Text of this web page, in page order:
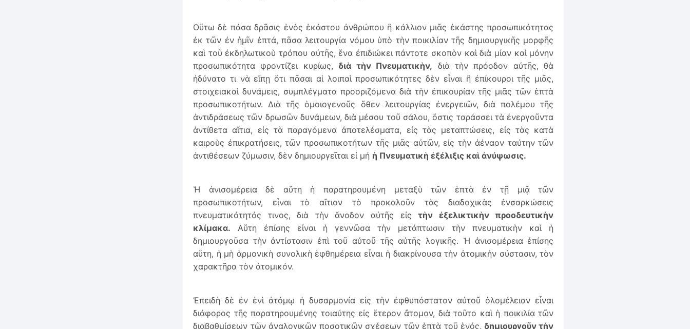
Οὕτω δὲ πάσα δρᾶσις ἑνὸς ἑκάστου ἀνθρώπου ἢ κάλλιον μιᾶς ἑκάστης προσωπικότητας
ἐκ τῶν ἐν ἡμῖν ἑπτά, πᾶσα λειτουργία νόμου ὑπὸ τὴν ποικιλίαν τῆς δημιουργικῆς μορφῆς
καὶ τοῦ ἐκδηλωτικοὺ τρόπου αὐτῆς, ἕνα ἐπιδιώκει πάντοτε σκοπὸν καὶ διὰ μίαν καὶ μόνην
προσωπικότητα φροντίζει κυρίως, διὰ τὴν Πνευματικὴν, διὰ τὴν πρόοδον αὐτῆς, θὰ
ἠδύνατο τι νὰ εἴπῃ ὅτι πᾶσαι αἱ λοιπαὶ προσωπικότητες δὲν εἶναι ἢ ἐπίκουροι τῆς μιᾶς,
στοιχειακαὶ δυνάμεις, συμπλέγματα προοριζόμενα διὰ τὴν ἐπικουρίαν τῆς μιᾶς τῶν ἑπτὰ
προσωπικοτήτων. Διὰ τῆς ὁμοιογενοῦς ὅθεν λειτουργίας ἐνεργειῶν, διὰ πολέμου τῆς
ἀντιδράσεως τῶν δρωσῶν δυνάμεων, διὰ μέσου τοῦ σάλου, ὅστις ταράσσει τὰ ἐνεργοῦντα
ἀντίθετα αἴτια, εἰς τὰ παραγόμενα ἀποτελέσματα, εἰς τὰς μεταπτώσεις, εἰς τὰς κατὰ
καιροὺς ἐπικρατήσεις, τῶν προσωπικοτήτων τῆς μιᾶς αὐτῶν, εἰς τὴν ἀέναον ταύτην τῶν
ἀντιθέσεων ζύμωσιν, δὲν δημιουργεῖται εἰ μή ἡ Πνευματικὴ ἐξέλιξις καὶ ἀνύψωσις.
Ἡ ἀνισομέρεια δὲ αὕτη ἡ παρατηρουμένη μεταξὺ τῶν ἑπτὰ ἐν τῇ μιᾷ τῶν
προσωπικοτήτων, εἶναι τὸ αἴτιον τὸ προκαλοῦν τὰς διαδοχικὰς ἐνσαρκώσεις
πνευματικότητός τινος, διὰ τὴν ἄνοδον αὐτῆς εἰςτὴν ἐξελικτικὴν προοδευτικὴν
κλίμακα. Αὕτη ἐπίσης εἶναι ἡ γεννῶσα τὴν μετάπτωσιν τὴν πνευματικὴν καὶ ἡ
δημιουργοῦσα τὴν ἀντίστασιν ἐπὶ τοῦ αὐτοῦ τῆς αὐτῆς λογικῆς. Ἡ ἀνισομέρεια ἐπίσης
αὕτη, ἡ μὴ ἁρμονικὴ συνολικὴ ἑφθημέρεια εἶναι ἡ διακρίνουσα τὴν ἀτομικὴν σύστασιν, τὸν
χαρακτῆρα τὸν ἀτομικόν.
Ἐπειδὴ δὲ ἐν ἑνὶ ἀτόμῳ ἡ δυσαρμονία εἰς τὴν ἐφθυπόστατον αὐτοῦ ὁλομέλειαν εἶναι
διάφορος τῆς παρατηρουμένης τοιαύτης εἰς ἕτερον ἄτομον, διὰ τοῦτο καὶ ἡ ποικιλία τῶν
διαβαθμίσεων τῶν ἀναλογικῶν ποσοτικῶν σχέσεων τῶν ἑπτὰ τοῦ ἑνός, δημιουργοῦν τὴν